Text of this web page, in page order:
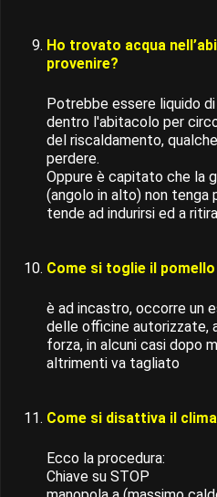
Ho trovato acqua
provenire?
Potrebbe essere liquido
dentro l'abitacolo per
del riscaldamento,
perdere.
Oppure è capitato che la
(angolo in alto) non tenga
tende ad indurirsi ed a
Come si toglie il
è ad incastro, occorre un
delle officine autorizzate,
forza, in alcuni casi dopo
altrimenti va tagliato
Come si disattiva il
Ecco la procedura:
Chiave su STOP